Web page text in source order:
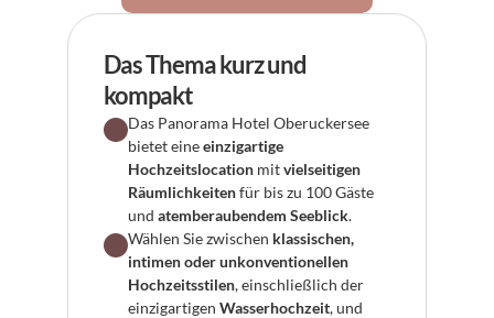
Das Thema kurz und
kompakt
Das Panorama Hotel Oberuckersee
bietet eine einzigartige
Hochzeitslocation mit vielseitigen
Räumlichkeiten für bis zu 100 Gäste
und atemberaubendem Seeblick.
Wählen Sie zwischen klassischen,
intimen oder unkonventionellen
Hochzeitsstilen, einschließlich der
einzigartigen Wasserhochzeit, und